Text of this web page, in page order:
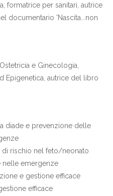
formatrice per sanitari, autrice
documentario 'Nascita...non
e Ginecologia,
Epigenetica, autrice del libro
diade e prevenzione delle
di rischio nel feto/neonato
nelle emergenze
e gestione efficace
efficace